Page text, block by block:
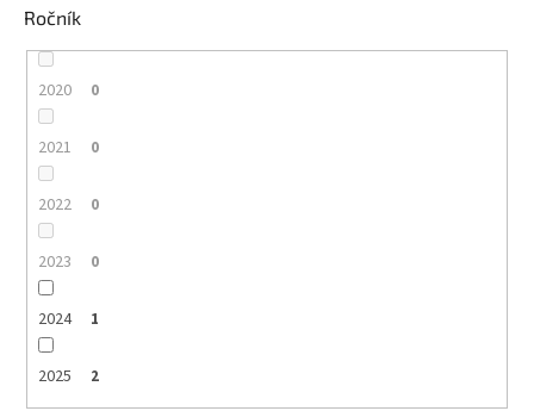
Ročník
2020 0
2021 0
2022 0
2023 0
2024 1
2025 2